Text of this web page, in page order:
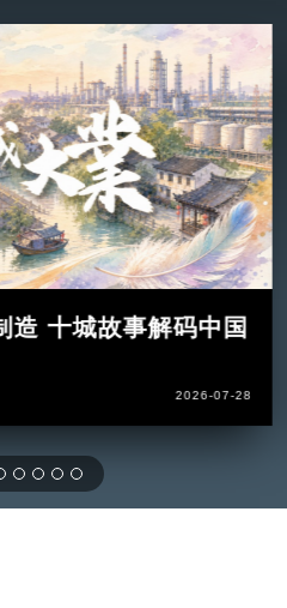
造 十城故事解码中国
2026-07-28